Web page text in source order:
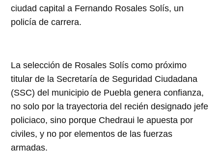
ciudad capital a Fernando Rosales Solís, un
policía de carrera.
La selección de Rosales Solís como próximo
titular de la Secretaría de Seguridad Ciudadana
(SSC) del municipio de Puebla genera confianza,
no solo por la trayectoria del recién designado jefe
policiaco, sino porque Chedraui le apuesta por
civiles, y no por elementos de las fuerzas
armadas.